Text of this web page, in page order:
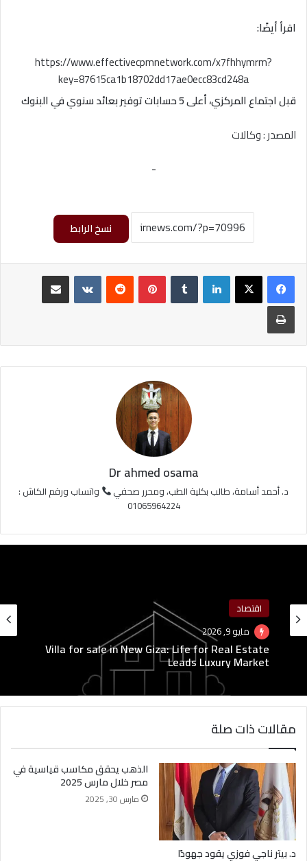
اقرأ أيضًا:
https://www.effectivecpmnetwork.com/x7fhhymrm?
key=87615ca1b18702dd17ae0ecc83cd248a
قبل اجتماع المركزي، أعلى 5 حسابات توفير بعائد سنوي في البنوك
المصدر : وكالات
-
نسخ الرابط
لينكدإن بينتيريست
طباعة
Dr ahmed osama
د. أحمد أسامة، طالب بكلية الطب، ومحرر صحفي
واتساب ورقم الكاش :
01065964224
اقتصاد
مايو 9, 2026
Villa for sale in New Giza: Life for Real Estate
Leads Luxury Market
مقالات ذات صلة
د. بيتر ناجي فوزي يقود جهودًا
الذهب يحقق مكاسب قياسية في
مصر خلال مارس 2025
مارس 30, 2025